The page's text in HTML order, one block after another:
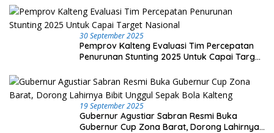
30 September 2025
Pemprov Kalteng Evaluasi Tim Percepatan
Penurunan Stunting 2025 Untuk Capai Target
19 September 2025
Gubernur Agustiar Sabran Resmi Buka
Gubernur Cup Zona Barat, Dorong Lahirnya